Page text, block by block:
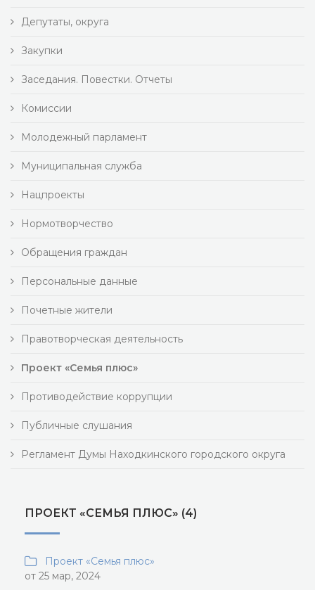
Депутаты, округа
Закупки
Заседания. Повестки. Отчеты
Комиссии
Молодежный парламент
Муниципальная служба
Нацпроекты
Нормотворчество
Обращения граждан
Персональные данные
Почетные жители
Правотворческая деятельность
Проект «Семья плюс»
Противодействие коррупции
Публичные слушания
Регламент Думы Находкинского городского округа
ПРОЕКТ «СЕМЬЯ ПЛЮС» (4)
Проект «Семья плюс»
от 25 мар, 2024